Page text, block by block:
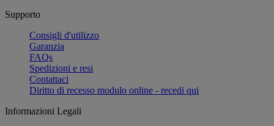
Supporto
Consigli d'utilizzo
Garanzia
FAQs
Spedizioni e resi
Contattaci
Diritto di recesso modulo online - recedi qui
Informazioni Legali